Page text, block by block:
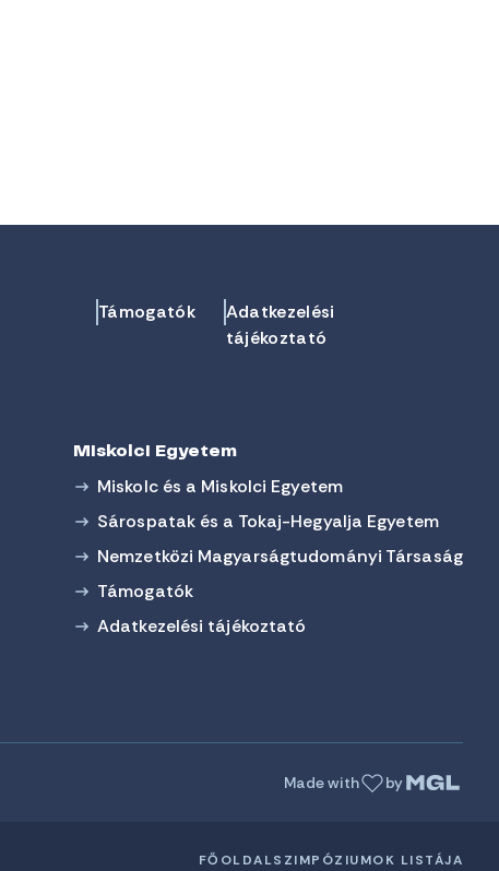
Támogatók
Adatkezelési
tájékoztató
Miskolci Egyetem
Miskolc és a Miskolci Egyetem
Sárospatak és a Tokaj-Hegyalja Egyetem
Nemzetközi Magyarságtudományi Társaság
Támogatók
Adatkezelési tájékoztató
Made with by
FŐOLDALSZIMPÓZIUMOK LISTÁJA